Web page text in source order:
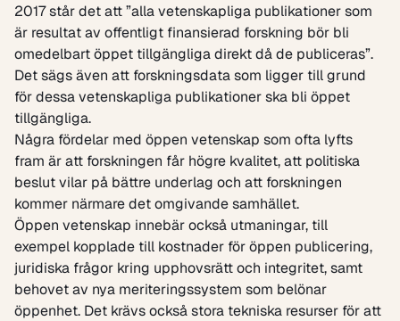
2017 står det att ”alla vetenskapliga publikationer som
är resultat av offentligt finansierad forskning bör bli
omedelbart öppet tillgängliga direkt då de publiceras”.
Det sägs även att forskningsdata som ligger till grund
för dessa vetenskapliga publikationer ska bli öppet
tillgängliga.
Några fördelar med öppen vetenskap som ofta lyfts
fram är att forskningen får högre kvalitet, att politiska
beslut vilar på bättre underlag och att forskningen
kommer närmare det omgivande samhället.
Öppen vetenskap innebär också utmaningar, till
exempel kopplade till kostnader för öppen publicering,
juridiska frågor kring upphovsrätt och integritet, samt
behovet av nya meriteringssystem som belönar
öppenhet. Det krävs också stora tekniska resurser för att